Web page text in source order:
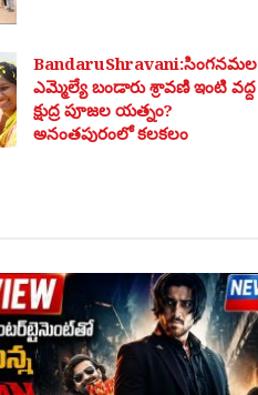
BandaruShravani:సింగనమల
ఎమ్మెల్యే బండారు శ్రావణి ఇంటి వద్ద
క్షుద్ర పూజల యత్నం?
అనంతపురంలో కలకలం